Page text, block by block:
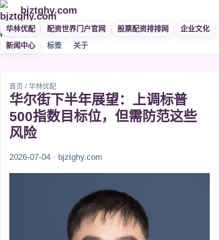
bjztghy.com
华林优配 配资世界门户官网 股票配资排排网
企业文化
新闻中心
标签 关于
首页 / 华林优配
华尔街下半年展望：上调标普
500指数目标位，但需防范这些
风险
2026-07-04 · bjztghy.com